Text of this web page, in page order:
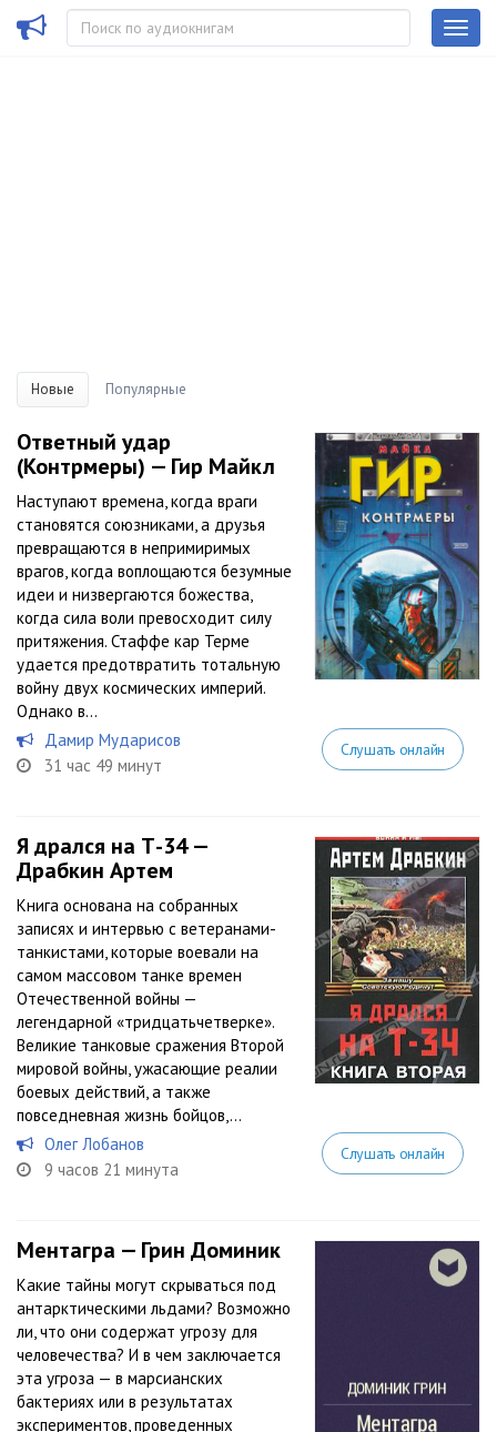
Новые Популярные
Ответный удар
(Контрмеры) — Гир Майкл
Наступают времена, когда враги
становятся союзниками, а друзья
превращаются в непримиримых
врагов, когда воплощаются безумные
идеи и низвергаются божества,
когда сила воли превосходит силу
притяжения. Стаффе кар Терме
удается предотвратить тотальную
войну двух космических империй.
Однако в...
Дамир Мударисов
31 час 49 минут
Слушать онлайн
Я дрался на Т-34 —
Драбкин Артем
Книга основана на собранных
записях и интервью с ветеранами-
танкистами, которые воевали на
самом массовом танке времен
Отечественной войны —
легендарной «тридцатьчетверке».
Великие танковые сражения Второй
мировой войны, ужасающие реалии
боевых действий, а также
повседневная жизнь бойцов,...
Олег Лобанов
9 часов 21 минута
Слушать онлайн
Ментагра — Грин Доминик
Какие тайны могут скрываться под
антарктическими льдами? Возможно
ли, что они содержат угрозу для
человечества? И в чем заключается
эта угроза — в марсианских
бактериях или в результатах
экспериментов, проведенных